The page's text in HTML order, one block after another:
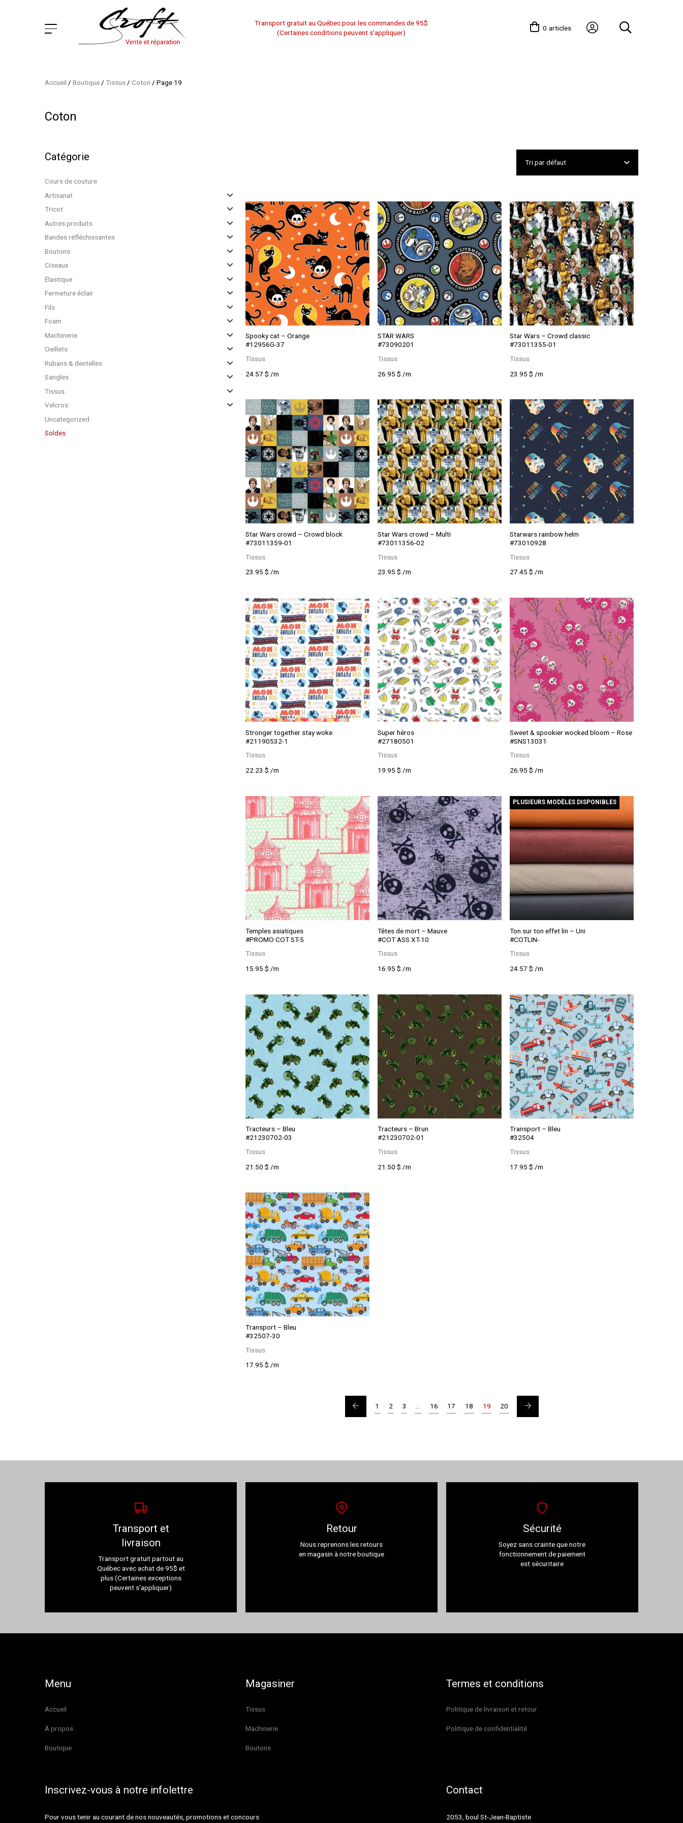
Transport gratuit au Québec pour les commandes de 95$
(Certaines conditions peuvent s'appliquer)
0 articles
Accueil /Boutique /Tissus /Coton /Page 19
Coton
Catégorie
Cours de couture
Artisanat
Tricot
Autres produits
Bandes réfléchissantes
Boutons
Ciseaux
Élastique
Fermeture éclair
Fils
Foam
Machinerie
Oeillets
Rubans & dentelles
Sangles
Tissus
Velcros
Uncategorized
Soldes
Spooky cat – Orange
24.57$ /m
#12956G-37
Tissus
STAR WARS
26.95$ /m
#73090201
Tissus
Star Wars – Crowd classic
23.95$ /m
#73011355-01
Tissus
Star Wars crowd – Crowd block
23.95$ /m
#73011359-01
Tissus
Star Wars crowd – Multi
23.95$ /m
#73011356-02
Tissus
Starwars rainbow helm
27.45$ /m
#73010928
Tissus
Stronger together stay woke
22.23$ /m
#21190532-1
Tissus
Super héros
19.95$ /m
#27180501
Tissus
Sweet & spookier wocked bloom – Rose
26.95$ /m
#SNS13031
Tissus
Temples asiatiques
15.95$ /m
#PROMO COT ST-5
Tissus
Têtes de mort – Mauve
16.95$ /m
#COT ASS XT-10
Tissus
PLUSIEURS MODÈLES DISPONIBLES
Ton sur ton effet lin – Uni
24.57$ /m
#COTLIN-
Tissus
Ce
plusieurs
variations.
Les
options
peuvent
être
choisies
sur
la
page
du
produit
Tracteurs – Bleu
21.50$ /m
#21230702-03
Tissus
Tracteurs – Brun
21.50$ /m
#21230702-01
Tissus
Transport – Bleu
17.95$ /m
#32504
Tissus
Transport – Bleu
17.95$ /m
#32507-30
Tissus
1 2 3 16 17 18 19 20
Transport et
livraison
Transport gratuit partout au
Québec avec achat de 95$ et
plus (Certaines exceptions
peuvent s'appliquer)
Retour
Nous reprenons les retours
en magasin à notre boutique
Sécurité
Soyez sans crainte que notre
fonctionnement de paiement
est sécuritaire
Menu
Accueil
À propos
Boutique
Magasiner
Tissus
Machinerie
Boutons
Termes et conditions
Politique de livraison et retour
Politique de confidentialité
Inscrivez-vous à notre infolettre
Pour vous tenir au courant de nos nouveautés, promotions et concours
Contact
2053, boul St-Jean-Baptiste